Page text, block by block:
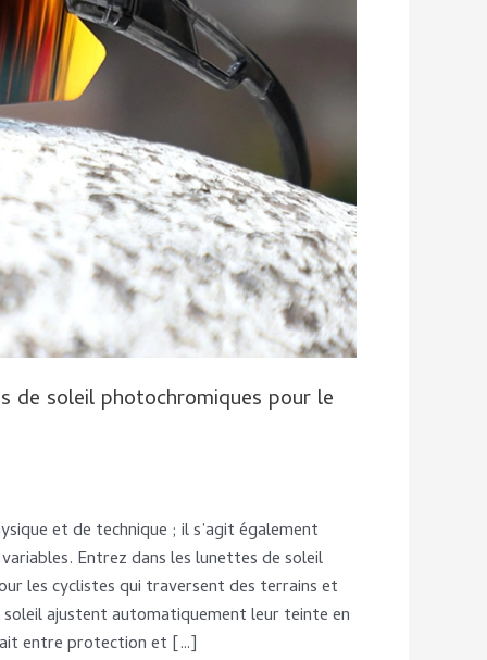
de soleil photochromiques pour le
et de technique ; il s’agit également
Entrez dans les lunettes de soleil
les cyclistes qui traversent des terrains et
ajustent automatiquement leur teinte en
entre protection et […]